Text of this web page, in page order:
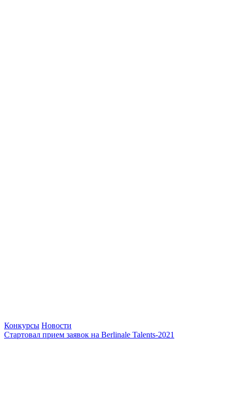
Конкурсы Новости
Стартовал прием заявок на Berlinale Talents-2021